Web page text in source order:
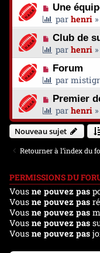
Une
par henri »
Club de
par henri »
Forum
par
Premier
par henri »
Nouveau sujet
Retourner à l’index du
PERMISSIONS DU
Vous ne pouvez pas
Vous ne pouvez pas
Vous ne pouvez pas
Vous ne pouvez pas
Vous ne pouvez pas